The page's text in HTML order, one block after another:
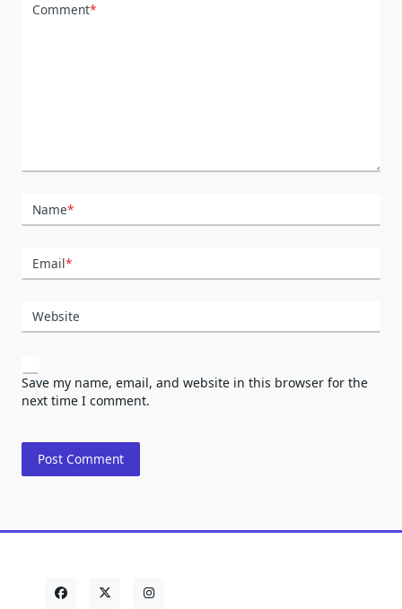
Comment*
Name*
Email*
Website
Save my name, email, and website in this browser for the
next time I comment.